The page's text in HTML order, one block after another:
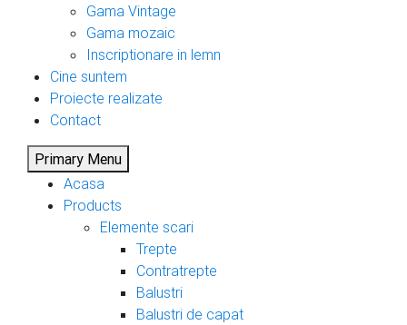
Gama Vintage
Gama mozaic
Inscriptionare in lemn
Cine suntem
Proiecte realizate
Contact
Primary Menu
Acasa
Products
Elemente scari
Trepte
Contratrepte
Balustri
Balustri de capat